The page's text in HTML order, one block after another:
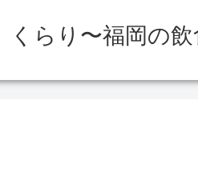
くらり〜福岡の